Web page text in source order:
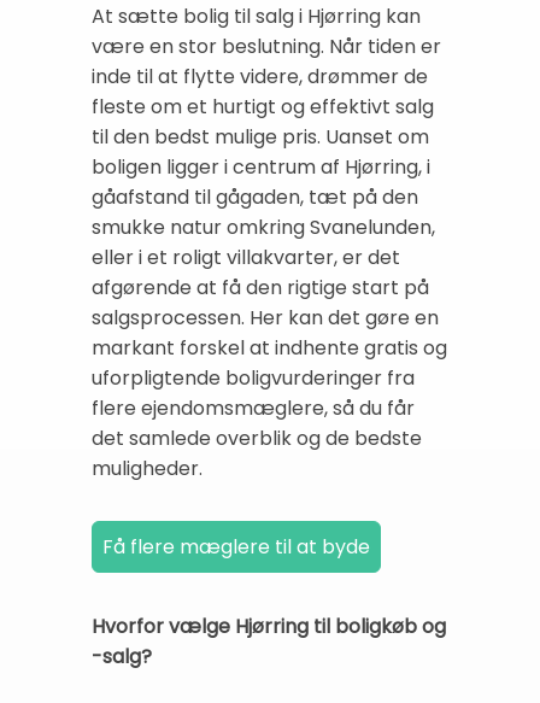
At sætte bolig til salg i Hjørring kan
være en stor beslutning. Når tiden er
inde til at flytte videre, drømmer de
fleste om et hurtigt og effektivt salg
til den bedst mulige pris. Uanset om
boligen ligger i centrum af Hjørring, i
gåafstand til gågaden, tæt på den
smukke natur omkring Svanelunden,
eller i et roligt villakvarter, er det
afgørende at få den rigtige start på
salgsprocessen. Her kan det gøre en
markant forskel at indhente gratis og
uforpligtende boligvurderinger fra
flere ejendomsmæglere, så du får
det samlede overblik og de bedste
muligheder.
Hvorfor vælge Hjørring til boligkøb og
-salg?